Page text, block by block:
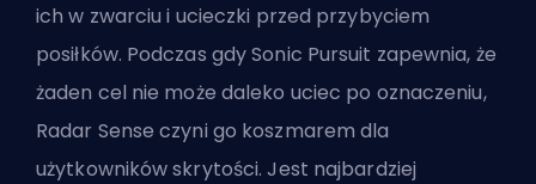
ich w zwarciu i ucieczki przed przybyciem
posiłków. Podczas gdy Sonic Pursuit zapewnia, że
żaden cel nie może daleko uciec po oznaczeniu,
Radar Sense czyni go koszmarem dla
użytkowników skrytości. Jest najbardziej